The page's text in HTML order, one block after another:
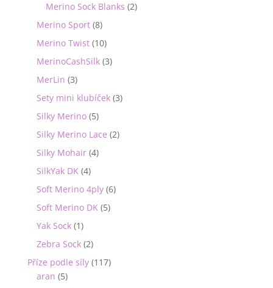
Merino Sock Blanks (2)
Merino Sport (8)
Merino Twist (10)
MerinoCashSilk (3)
MerLin (3)
Sety mini klubíček (3)
Silky Merino (5)
Silky Merino Lace (2)
Silky Mohair (4)
SilkYak DK (4)
Soft Merino 4ply (6)
Soft Merino DK (5)
Yak Sock (1)
Zebra Sock (2)
Příze podle síly (117)
aran (5)